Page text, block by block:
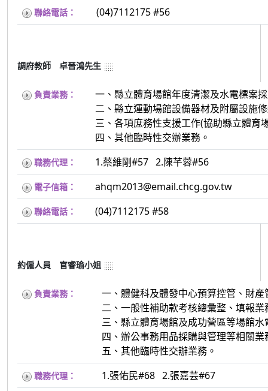
聯絡電話： (04)7112175 #56
調府教師 卓晉鴻先生
負責業務：
一、縣立體育場館年度清潔及水電標案
二、縣立運動場館設備器材及附屬設施
三、各項庶務性支援工作(協助縣立體育
四、其他臨時性交辦業務。
職務代理： 1.蔡維剛#57 2.陳芊蓉#56
電子信箱： ahqm2013@email.chcg.gov.tw
聯絡電話： (04)7112175 #58
約僱人員 官睿瑜小姐
負責業務：
一、體健科及體發中心預算控管、財
二、一般性補助款考核總彙整、填報業
三、縣立體育場館及成功營區等場館
四、辦公事務用品採購與管理等相關業
五、其他臨時性交辦業務。
職務代理： 1.張佑民#68 2.張嘉芸#67